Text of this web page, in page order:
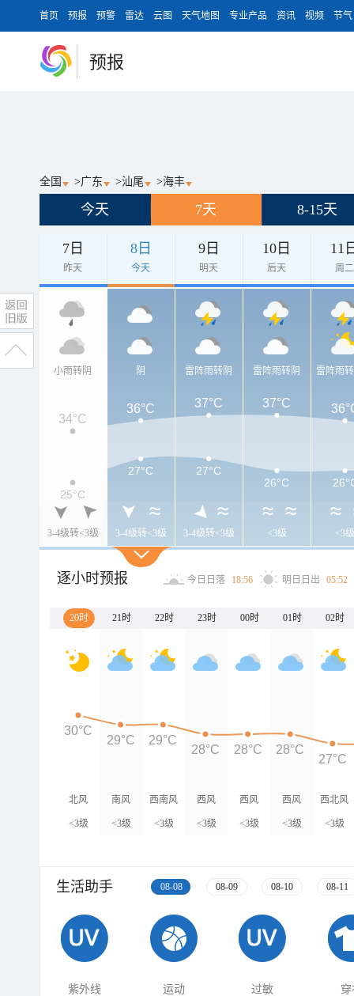
首页 预报 预警 雷达 云图 天气地图 专业产品 资讯 视频 节气
预报
全国 >广东 >汕尾 >海丰
今天 7天 8-15天
7日
昨天
8日
今天
9日
明天
10日
后天
11
周二
小雨转阴
3-4级转<3级
阴
3-4级转<3级
雷阵雨转阴
3-4级转<3级
雷阵雨转阴
<3级
雷阵雨
<3级
34°C
36°C 37°C 37°C
25°C
27°C
27°C
26°C
逐小时预报 今日日落 18:56 明日日出 05:52
20时 21时 22时 23时 00时 01时 02时
北风
<3级
南风
<3级
西南风
<3级
西风
<3级
西风
<3级
西风
<3级
西北风
<3级
30°C
29°C 29°C
28°C 28°C 28°C
27°C
生活助手 08-08 08-09 08-10 08-11
紫外线 运动 过敏 穿